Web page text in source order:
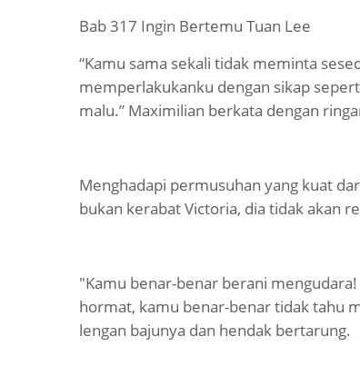
Bab 317 Ingin Bertemu Tuan Lee
“Kamu sama sekali tidak meminta
memperlakukanku dengan sikap
malu.” Maximilian berkata dengan
Menghadapi permusuhan yang kuat
bukan kerabat Victoria, dia tidak akan
"Kamu benar-benar berani
hormat, kamu benar-benar tidak tahu
lengan bajunya dan hendak bertarung.